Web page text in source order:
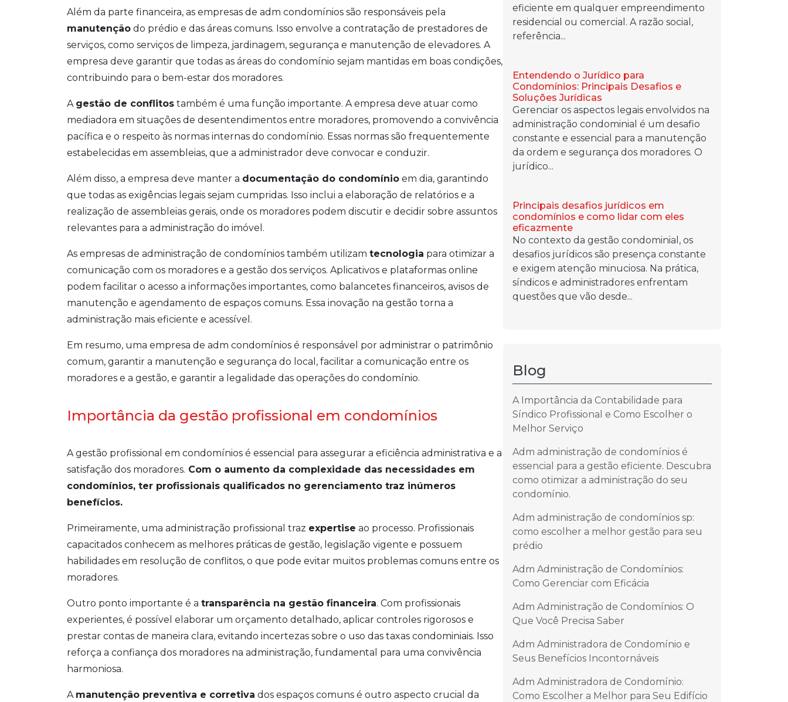
Além da parte financeira, as empresas de adm condomínios são responsáveis pela
manutenção do prédio e das áreas comuns. Isso envolve a contratação de prestadores de
serviços, como serviços de limpeza, jardinagem, segurança e manutenção de elevadores. A
empresa deve garantir que todas as áreas do condomínio sejam mantidas em boas condições,
contribuindo para o bem-estar dos moradores.
A gestão de conflitos também é uma função importante. A empresa deve atuar como
mediadora em situações de desentendimentos entre moradores, promovendo a convivência
pacífica e o respeito às normas internas do condomínio. Essas normas são frequentemente
estabelecidas em assembleias, que a administrador deve convocar e conduzir.
Além disso, a empresa deve manter a documentação do condomínio em dia, garantindo
que todas as exigências legais sejam cumpridas. Isso inclui a elaboração de relatórios e a
realização de assembleias gerais, onde os moradores podem discutir e decidir sobre assuntos
relevantes para a administração do imóvel.
As empresas de administração de condomínios também utilizam tecnologia para otimizar a
comunicação com os moradores e a gestão dos serviços. Aplicativos e plataformas online
podem facilitar o acesso a informações importantes, como balancetes financeiros, avisos de
manutenção e agendamento de espaços comuns. Essa inovação na gestão torna a
administração mais eficiente e acessível.
Em resumo, uma empresa de adm condomínios é responsável por administrar o patrimônio
comum, garantir a manutenção e segurança do local, facilitar a comunicação entre os
moradores e a gestão, e garantir a legalidade das operações do condomínio.
Importância da gestão profissional em condomínios
A gestão profissional em condomínios é essencial para assegurar a eficiência administrativa e a
satisfação dos moradores. Com o aumento da complexidade das necessidades em
condomínios, ter profissionais qualificados no gerenciamento traz inúmeros
benefícios.
Primeiramente, uma administração profissional traz expertise ao processo. Profissionais
capacitados conhecem as melhores práticas de gestão, legislação vigente e possuem
habilidades em resolução de conflitos, o que pode evitar muitos problemas comuns entre os
moradores.
Outro ponto importante é a transparência na gestão financeira. Com profissionais
experientes, é possível elaborar um orçamento detalhado, aplicar controles rigorosos e
prestar contas de maneira clara, evitando incertezas sobre o uso das taxas condominiais. Isso
reforça a confiança dos moradores na administração, fundamental para uma convivência
harmoniosa.
A manutenção preventiva e corretiva dos espaços comuns é outro aspecto crucial da
eficiente em qualquer empreendimento
residencial ou comercial. A razão social,
referência...
Entendendo o Jurídico para
Condomínios: Principais Desafios e
Soluções Jurídicas
Gerenciar os aspectos legais envolvidos na
administração condominial é um desafio
constante e essencial para a manutenção
da ordem e segurança dos moradores. O
jurídico...
Principais desafios jurídicos em
condomínios e como lidar com eles
eficazmente
No contexto da gestão condominial, os
desafios jurídicos são presença constante
e exigem atenção minuciosa. Na prática,
síndicos e administradores enfrentam
questões que vão desde...
Blog
A Importância da Contabilidade para
Síndico Profissional e Como Escolher o
Melhor Serviço
Adm administração de condomínios é
essencial para a gestão eficiente. Descubra
como otimizar a administração do seu
condomínio.
Adm administração de condomínios sp:
como escolher a melhor gestão para seu
prédio
Adm Administração de Condomínios:
Como Gerenciar com Eficácia
Adm Administração de Condomínios: O
Que Você Precisa Saber
Adm Administradora de Condomínio e
Seus Benefícios Incontornáveis
Adm Administradora de Condomínio:
Como Escolher a Melhor para Seu Edifício